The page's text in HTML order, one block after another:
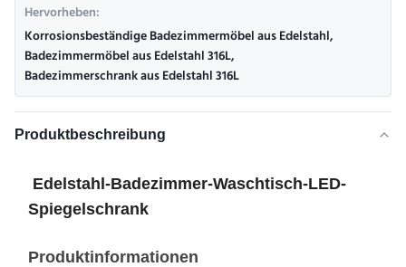
Hervorheben:
Korrosionsbeständige Badezimmermöbel aus Edelstahl,
Badezimmermöbel aus Edelstahl 316L,
Badezimmerschrank aus Edelstahl 316L
Produktbeschreibung
Edelstahl-Badezimmer-Waschtisch-LED-
Spiegelschrank
Produktinformationen